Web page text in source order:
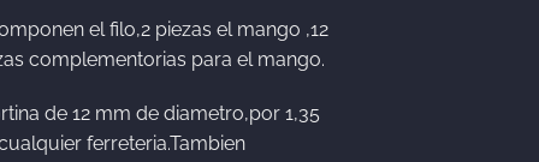
el filo,2 piezas el mango ,12
complementorias para el mango.
de 12 mm de diametro,por 1,35
ferreteria.Tambien